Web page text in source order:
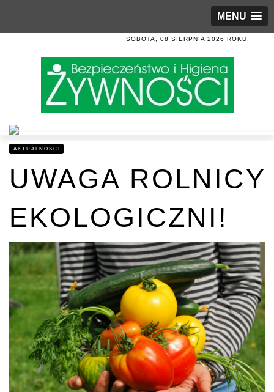
MENU
SOBOTA, 08 SIERPNIA 2026 ROKU.
AKTUALNOŚCI
UWAGA ROLNICY
EKOLOGICZNI!